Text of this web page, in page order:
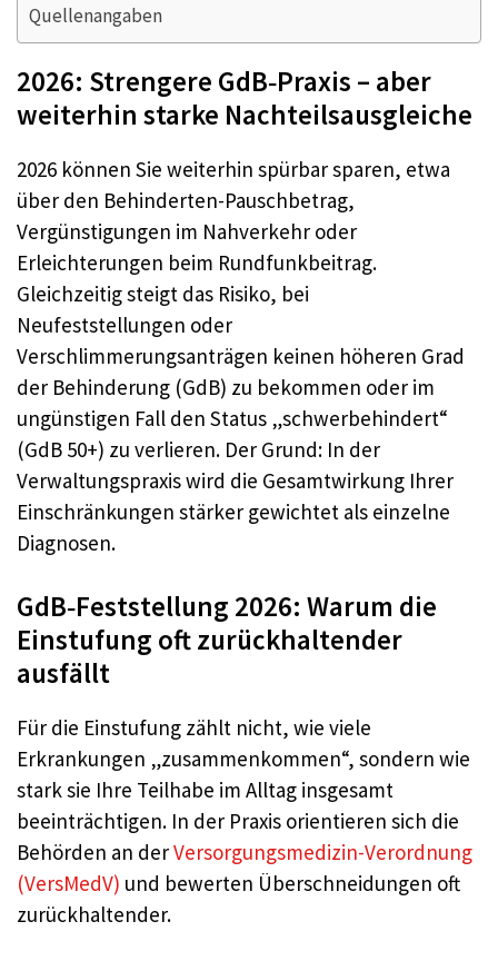
Quellenangaben
2026: Strengere GdB‑Praxis – aber
weiterhin starke Nachteilsausgleiche
2026 können Sie weiterhin spürbar sparen, etwa
über den Behinderten-Pauschbetrag,
Vergünstigungen im Nahverkehr oder
Erleichterungen beim Rundfunkbeitrag.
Gleichzeitig steigt das Risiko, bei
Neufeststellungen oder
Verschlimmerungsanträgen keinen höheren Grad
der Behinderung (GdB) zu bekommen oder im
ungünstigen Fall den Status „schwerbehindert“
(GdB 50+) zu verlieren. Der Grund: In der
Verwaltungspraxis wird die Gesamtwirkung Ihrer
Einschränkungen stärker gewichtet als einzelne
Diagnosen.
GdB‑Feststellung 2026: Warum die
Einstufung oft zurückhaltender
ausfällt
Für die Einstufung zählt nicht, wie viele
Erkrankungen „zusammenkommen“, sondern wie
stark sie Ihre Teilhabe im Alltag insgesamt
beeinträchtigen. In der Praxis orientieren sich die
Behörden an derVersorgungsmedizin-Verordnung
(VersMedV) und bewerten Überschneidungen oft
zurückhaltender.